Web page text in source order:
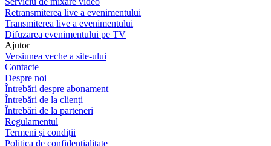
Retransmiterea live a evenimentului
Transmiterea live a evenimentului
Difuzarea evenimentului pe TV
Ajutor
Versiunea veche a site-ului
Contacte
Despre noi
Întrebări despre abonament
Întrebări de la clienți
Întrebări de la parteneri
Regulamentul
Termeni și condiții
Politica de confidențialitate